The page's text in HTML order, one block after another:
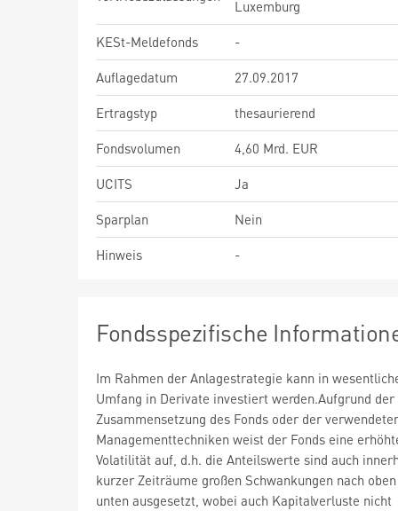
Luxemburg
KESt-Meldefonds
-
Auflagedatum
27.09.2017
Ertragstyp
thesaurierend
Fondsvolumen
4,60 Mrd. EUR
UCITS
Ja
Sparplan
Nein
Hinweis
-
Fondsspezifische
Im Rahmen der Anlagestrategie kann in
Umfang in Derivate investiert werden.Aufgrund der
Zusammensetzung des Fonds oder der
Managementtechniken weist der Fonds eine
Volatilität auf, d.h. die Anteilswerte sind auch
kurzer Zeiträume großen Schwankungen nach
unten ausgesetzt, wobei auch Kapitalverluste nicht